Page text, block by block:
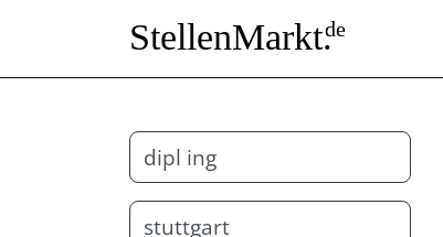
StellenMarkt.de